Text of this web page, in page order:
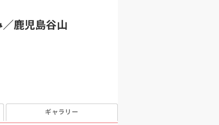
鹿児島谷山
ギャラリー